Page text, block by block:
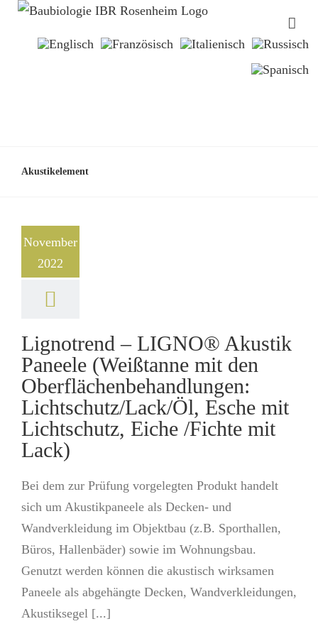
Akustikelement
November
2022
Lignotrend – LIGNO® Akustik
Paneele (Weißtanne mit den
Oberflächenbehandlungen:
Lichtschutz/Lack/Öl, Esche mit
Lichtschutz, Eiche /Fichte mit
Lack)
Bei dem zur Prüfung vorgelegten Produkt handelt
sich um Akustikpaneele als Decken- und
Wandverkleidung im Objektbau (z.B. Sporthallen,
Büros, Hallenbäder) sowie im Wohnungsbau.
Genutzt werden können die akustisch wirksamen
Paneele als abgehängte Decken, Wandverkleidungen,
Akustiksegel [...]